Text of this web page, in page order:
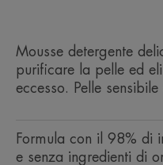
Mousse detergente
purificare la pelle ed
eccesso. Pelle
Formula con il 98% di
e senza ingredienti di